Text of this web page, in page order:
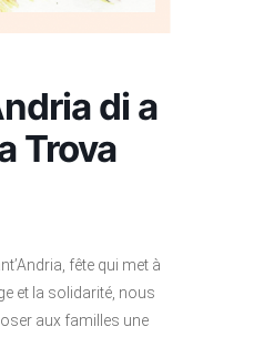
di a
Trova
fête qui met à
et la solidarité, nous
aux familles une